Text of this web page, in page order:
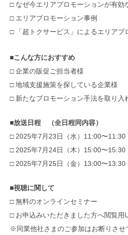
□ なぜ今エリアプロモーションが有効
□ エリアプロモーション事例
□ 「超トクサービス」によるエリアプ
■こんな方におすすめ
□ 企業の販促ご担当者様
□ 地域支援施策を探している企業様
□ 新たなプロモーション手法を取り入
■放送日程 （全日程同内容）
□ 2025年7月23日（水）11:00〜11:30
□ 2025年7月24日（木）15:00〜15:30
□ 2025年7月25日（金）13:00〜13:30
■視聴に関して
□ 無料のオンラインセミナー
□ お申込みいただきました方へ閲覧用
※同業他社さまのご参加はお断りさせ